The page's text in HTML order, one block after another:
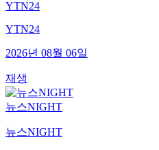
YTN24
YTN24
2026년 08월 06일
재생
뉴스NIGHT
뉴스NIGHT